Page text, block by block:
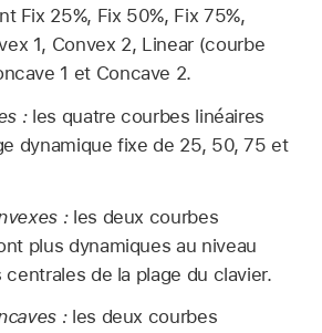
Fix 25%, Fix 50%, Fix 75%,
1, Convex 2, Linear (courbe
1 et Concave 2.
:les quatre courbes linéaires
dynamique fixe de 25, 50, 75 et
:les deux courbes
plus dynamiques au niveau
centrales de la plage du clavier.
:les deux courbes